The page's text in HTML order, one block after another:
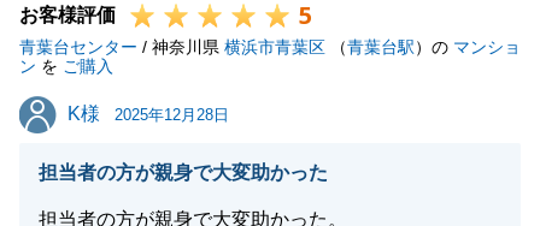
がるにご相談をいただけますと幸いです。
今後とも何卒よろしくお願いいたします。
お客様評価 5
青葉台センター / 神奈川県 横浜市青葉区 （青葉台駅）の マンショ
ン を ご購入
K様
K様 2025年12月28日
担当者の方が親身で大変助かった
担当者の方が親身で大変助かった。